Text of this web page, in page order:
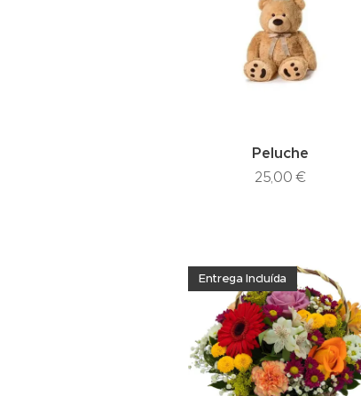
Peluche
25,00 €
Entrega Incluída